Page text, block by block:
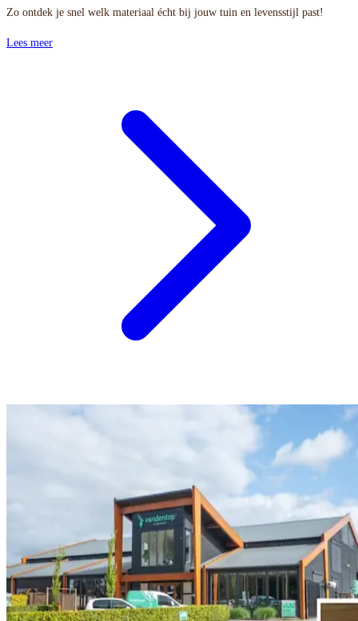
Zo ontdek je snel welk materiaal écht bij jouw tuin en levensstijl past!
Lees meer